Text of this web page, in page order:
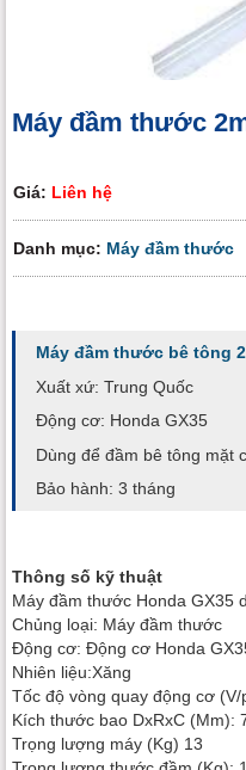
Máy đầm thước
Giá: Liên hệ
Danh mục: Máy đầm thước
Máy đầm thước bê tông
Xuất xứ: Trung Quốc
Động cơ: Honda GX35
Dùng để đầm bê tông mặt
Bảo hành: 3 tháng
Thông số kỹ thuật
Máy đầm thước Honda GX35
Chủng loại: Máy đầm thước
Động cơ: Động cơ Honda
Nhiên liệu:Xăng
Tốc độ vòng quay động cơ (V/
Kích thước bao DxRxC (Mm):
Trọng lượng máy (Kg) 13